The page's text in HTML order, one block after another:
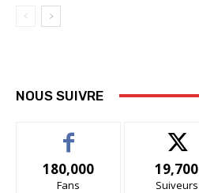
NOUS SUIVRE
180,000
Fans
19,700
Suiveurs